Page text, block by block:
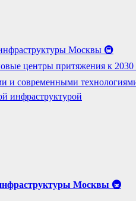
Москвы 🚇
центры притяжения к
и современными
инфраструктурой
Москвы 🚇